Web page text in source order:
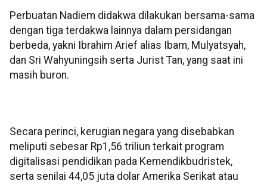
Perbuatan Nadiem didakwa dilakukan bersama-sama
dengan tiga terdakwa lainnya dalam persidangan
berbeda, yakni Ibrahim Arief alias Ibam, Mulyatsyah,
dan Sri Wahyuningsih serta Jurist Tan, yang saat ini
masih buron.
Secara perinci, kerugian negara yang disebabkan
meliputi sebesar Rp1,56 triliun terkait program
digitalisasi pendidikan pada Kemendikbudristek,
serta senilai 44,05 juta dolar Amerika Serikat atau